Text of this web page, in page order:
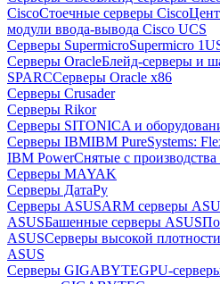
CiscoСтоечные серверы Cisco
модули ввода-вывода Cisco UCS
Серверы SupermicroSupermicro 1U
Серверы OracleБлейд-серверы и
SPARCСерверы Oracle x86
Серверы Crusader
Серверы Rikor
Серверы SITONICA и
Серверы IBMIBM PureSystems:
IBM PowerСнятые с
Серверы MAYAK
Серверы ДатаРу
Серверы ASUSARM серверы
ASUSБашенные серверы ASUS
ASUSСерверы высокой
ASUS
Серверы GIGABYTEGPU-